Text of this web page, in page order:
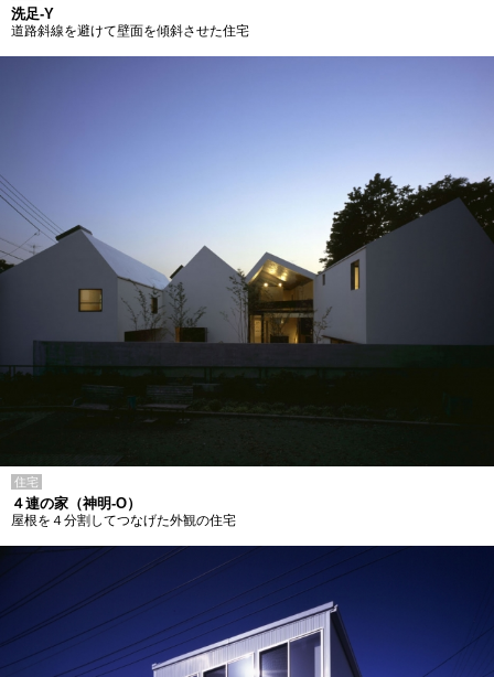
洗足-Y
道路斜線を避けて壁面を傾斜させた住宅
住宅
４連の家（神明-O）
屋根を４分割してつなげた外観の住宅